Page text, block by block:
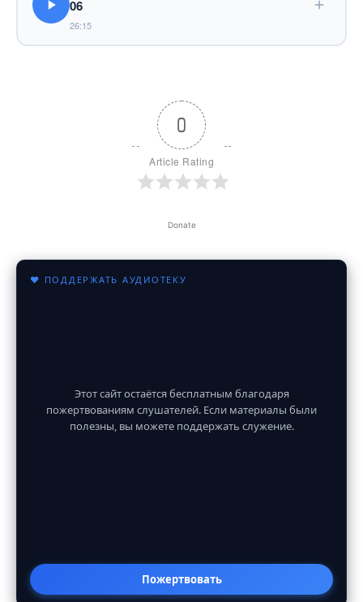
06
26:15
0
Article Rating
Donate
♥ ПОДДЕРЖАТЬ АУДИОТЕКУ
Этот сайт остаётся бесплатным благодаря
пожертвованиям слушателей. Если материалы были
полезны, вы можете поддержать служение.
Пожертвовать